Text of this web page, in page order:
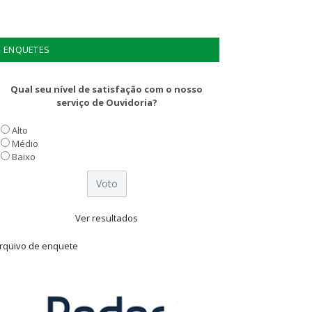
ENQUETES
Qual seu nível de satisfação com o nosso
serviço de Ouvidoria?
Alto
Médio
Baixo
Ver resultados
de enquete